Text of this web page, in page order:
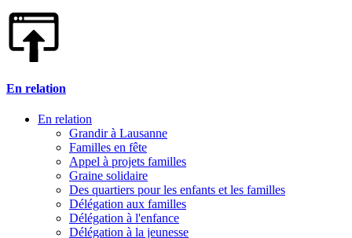
En relation
En relation
Grandir à Lausanne
Familles en fête
Appel à projets familles
Graine solidaire
Des quartiers pour les enfants et les familles
Délégation aux familles
Délégation à l'enfance
Délégation à la jeunesse